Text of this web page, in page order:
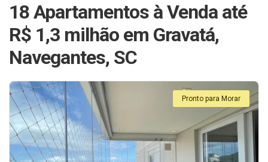
18 Apartamentos à Venda até
R$ 1,3 milhão em Gravatá,
Navegantes, SC
Pronto para Morar